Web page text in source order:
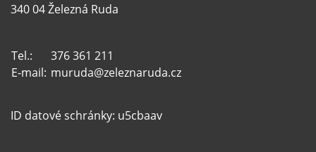
340 04 Železná Ruda
Tel.:
376 361 211
E-mail: muruda@zeleznaruda.cz
ID datové schránky: u5cbaav